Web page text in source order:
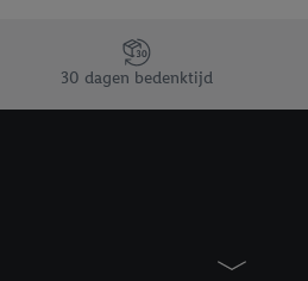
30 dagen bedenktijd